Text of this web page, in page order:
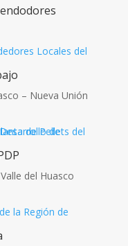
– Nueva Unión
del Huasco